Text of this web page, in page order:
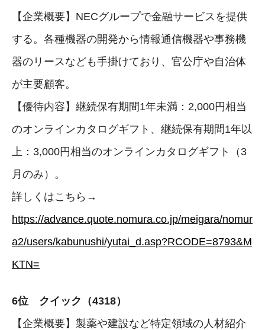
【企業概要】NECグループで金融サービスを提供
する。各種機器の開発から情報通信機器や事務機
器のリースなども手掛けており、官公庁や自治体
が主要顧客。
【優待内容】継続保有期間1年未満：2,000円相当
のオンラインカタログギフト、継続保有期間1年以
上：3,000円相当のオンラインカタログギフト（3
月のみ）。
詳しくはこちら→
https://advance.quote.nomura.co.jp/meigara/nomur
a2/users/kabunushi/yutai_d.asp?RCODE=8793&M
KTN=
6位 クイック（4318）
【企業概要】製薬や建設など特定領域の人材紹介